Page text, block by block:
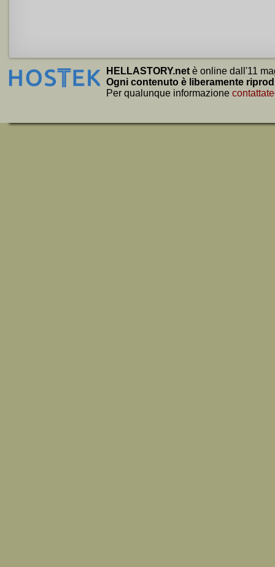
HELLASTORY.net è online dall'11
Ogni contenuto è liberamente
Per qualunque informazione